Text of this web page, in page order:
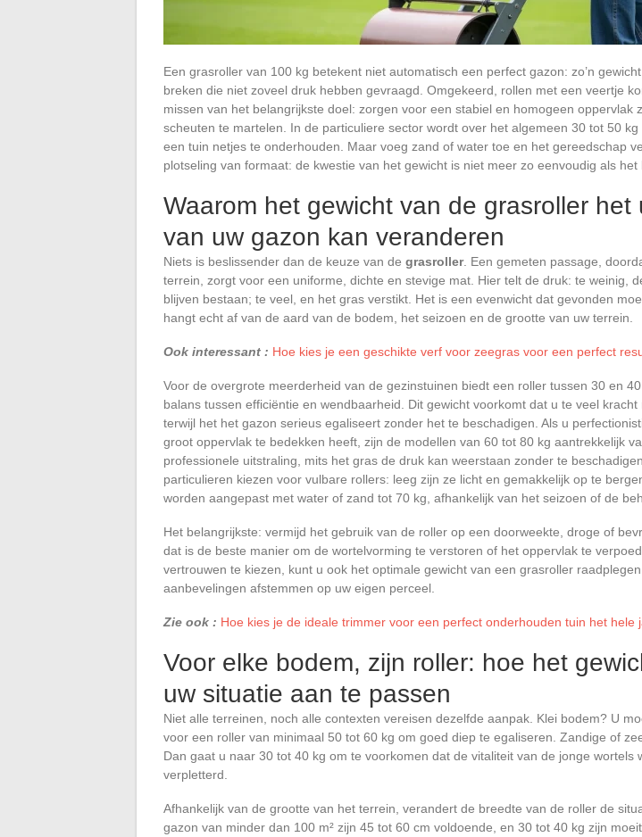
Een grasroller van 100 kg betekent niet automatisch een perfect gazon: zo’n
breken die niet zoveel druk hebben gevraagd. Omgekeerd, rollen met een veertje
missen van het belangrijkste doel: zorgen voor een stabiel en homogeen oppervlak
scheuten te martelen. In de particuliere sector wordt over het algemeen 30 tot 50 kg
een tuin netjes te onderhouden. Maar voeg zand of water toe en het gereedschap
plotseling van formaat: de kwestie van het gewicht is niet meer zo eenvoudig als het
Waarom het gewicht van de grasroller het
van uw gazon kan veranderen
Niets is beslissender dan de keuze van de grasroller. Een gemeten passage,
terrein, zorgt voor een uniforme, dichte en stevige mat. Hier telt de druk: te weinig,
blijven bestaan; te veel, en het gras verstikt. Het is een evenwicht dat gevonden
hangt echt af van de aard van de bodem, het seizoen en de grootte van uw terrein.
Ook interessant : Hoe kies je een geschikte verf voor zeegras voor een perfect
Voor de overgrote meerderheid van de gezinstuinen biedt een roller tussen 30 en
balans tussen efficiëntie en wendbaarheid. Dit gewicht voorkomt dat u te veel kracht
terwijl het het gazon serieus egaliseert zonder het te beschadigen. Als u
groot oppervlak te bedekken heeft, zijn de modellen van 60 tot 80 kg aantrekkelijk
professionele uitstraling, mits het gras de druk kan weerstaan zonder te
particulieren kiezen voor vulbare rollers: leeg zijn ze licht en gemakkelijk op te
worden aangepast met water of zand tot 70 kg, afhankelijk van het seizoen of de
Het belangrijkste: vermijd het gebruik van de roller op een doorweekte, droge of
dat is de beste manier om de wortelvorming te verstoren of het oppervlak te
vertrouwen te kiezen, kunt u ook het optimale gewicht van een grasroller
aanbevelingen afstemmen op uw eigen perceel.
Zie ook : Hoe kies je de ideale trimmer voor een perfect onderhouden tuin het hele
Voor elke bodem, zijn roller: hoe het
uw situatie aan te passen
Niet alle terreinen, noch alle contexten vereisen dezelfde aanpak. Klei bodem? U
voor een roller van minimaal 50 tot 60 kg om goed diep te egaliseren. Zandige of
Dan gaat u naar 30 tot 40 kg om te voorkomen dat de vitaliteit van de jonge wortels
verpletterd.
Afhankelijk van de grootte van het terrein, verandert de breedte van de roller de
gazon van minder dan 100 m² zijn 45 tot 60 cm voldoende, en 30 tot 40 kg zijn